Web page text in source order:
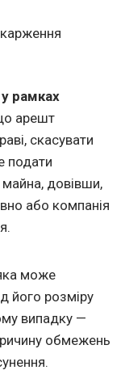
рамках
арешт
скасувати
подати
довівши,
або компанія
може
його розміру
випадку —
обмежень